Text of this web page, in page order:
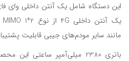
مانند سایر مودم‌های جیبی قابلیت
باتری 2380 میلی‌آمپر ساعتی این